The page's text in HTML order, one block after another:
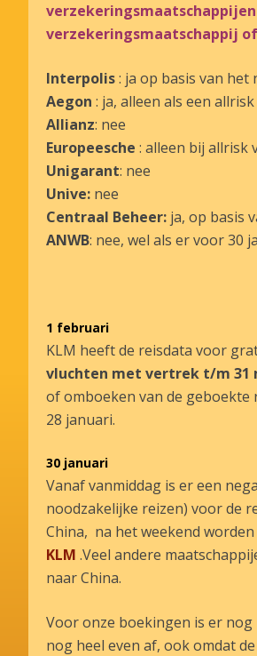
verzekeringsmaatschappij
Interpolis: ja op basis van het
Aegon : ja, alleen als een
Allianz: nee
Europeesche : alleen bij allrisk
Unigarant: nee
Unive: nee
Centraal Beheer: ja, op basis
ANWB: nee, wel als er voor 30
1 februari
KLM heeft de reisdata voor
vluchten met vertrek t/m 31
of omboeken van de
28 januari.
30 januari
Vanaf vanmiddag is er een
noodzakelijke reizen) voor de
China, na het weekend
KLM .Veel andere
naar China.
Voor onze boekingen is er
nog heel even af, ook omdat